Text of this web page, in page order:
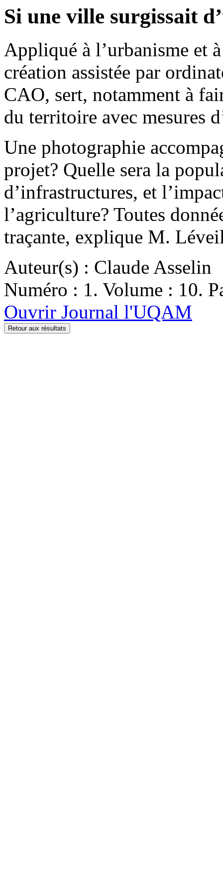
Si une ville surgissait
Appliqué à l’urbanisme et
création assistée par
CAO, sert, notamment à
du territoire avec mesures
Une photographie
projet? Quelle sera la
d’infrastructures, et
l’agriculture? Toutes
traçante, explique M.
Auteur(s) : Claude Asselin
Numéro : 1. Volume : 10.
Ouvrir Journal l'UQAM
Retour aux résultats